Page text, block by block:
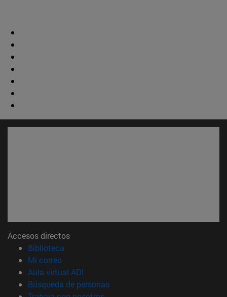
Accesos directos
Biblioteca
Mi correo(abre en nueva ventana)
Aula virtual ADI
Búsqueda de personas(abre en nueva ventana)